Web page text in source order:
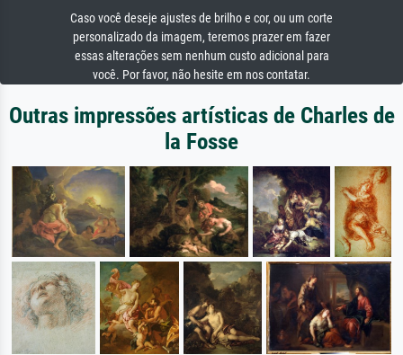
Caso você deseje ajustes de brilho e cor, ou um corte
personalizado da imagem, teremos prazer em fazer
essas alterações sem nenhum custo adicional para
você. Por favor, não hesite em nos contatar.
Outras impressões artísticas de Charles de
la Fosse